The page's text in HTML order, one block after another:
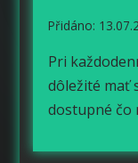
Přidáno:
Pri
dôležité mať
dostupné čo